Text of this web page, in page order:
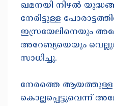
ഖമനയി നിഴൽ
നേരിട്ടുള്ള
ഇസ്രയേലിനെയും
അറേബ്യയെയും
സാധിച്ചു.
നേരത്തെ ആയത്തുള്ള
കൊല്ലപ്പെട്ടുവെന്ന്